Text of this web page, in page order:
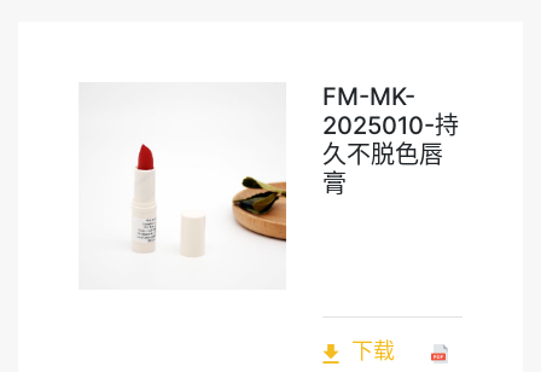
FM-MK-
2025010-持
久不脱色唇
膏
下载